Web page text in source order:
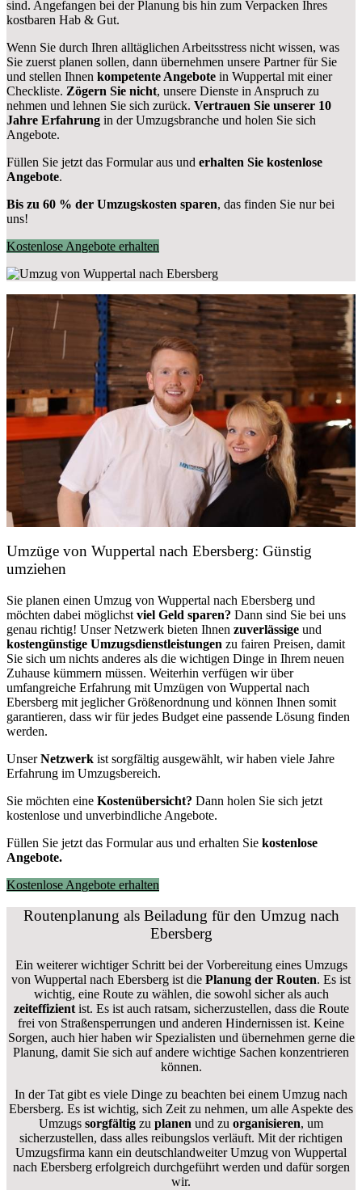
sind. Angefangen bei der Planung bis hin zum Verpacken Ihres
kostbaren Hab & Gut.
Wenn Sie durch Ihren alltäglichen Arbeitsstress nicht wissen, was
Sie zuerst planen sollen, dann übernehmen unsere Partner für Sie
und stellen Ihnen kompetente Angebote in Wuppertal mit einer
Checkliste. Zögern Sie nicht, unsere Dienste in Anspruch zu
nehmen und lehnen Sie sich zurück. Vertrauen Sie unserer 10
Jahre Erfahrung in der Umzugsbranche und holen Sie sich
Angebote.
Füllen Sie jetzt das Formular aus und erhalten Sie kostenlose
Angebote.
Bis zu 60 % der Umzugskosten sparen, das finden Sie nur bei
uns!
Kostenlose Angebote erhalten
Umzüge von Wuppertal nach Ebersberg: Günstig
umziehen
Sie planen einen Umzug von Wuppertal nach Ebersberg und
möchten dabei möglichst viel Geld sparen? Dann sind Sie bei uns
genau richtig! Unser Netzwerk bieten Ihnen zuverlässige und
kostengünstige Umzugsdienstleistungen zu fairen Preisen, damit
Sie sich um nichts anderes als die wichtigen Dinge in Ihrem neuen
Zuhause kümmern müssen. Weiterhin verfügen wir über
umfangreiche Erfahrung mit Umzügen von Wuppertal nach
Ebersberg mit jeglicher Größenordnung und können Ihnen somit
garantieren, dass wir für jedes Budget eine passende Lösung finden
werden.
UnserNetzwerk ist sorgfältig ausgewählt, wir haben viele Jahre
Erfahrung im Umzugsbereich.
Sie möchten eine Kostenübersicht? Dann holen Sie sich jetzt
kostenlose und unverbindliche Angebote.
Füllen Sie jetzt das Formular aus und erhalten Sie kostenlose
Angebote.
Kostenlose Angebote erhalten
Routenplanung als Beiladung für den Umzug nach
Ebersberg
Ein weiterer wichtiger Schritt bei der Vorbereitung eines Umzugs
von Wuppertal nach Ebersberg ist die Planung der Routen. Es ist
wichtig, eine Route zu wählen, die sowohl sicher als auch
zeiteffizientist. Es ist auch ratsam, sicherzustellen, dass die Route
frei von Straßensperrungen und anderen Hindernissen ist. Keine
Sorgen, auch hier haben wir Spezialisten und übernehmen gerne die
Planung, damit Sie sich auf andere wichtige Sachen konzentrieren
können.
In der Tat gibt es viele Dinge zu beachten bei einem Umzug nach
Ebersberg. Es ist wichtig, sich Zeit zu nehmen, um alle Aspekte des
Umzugs sorgfältig zu planen und zu organisieren, um
sicherzustellen, dass alles reibungslos verläuft. Mit der richtigen
Umzugsfirma kann ein deutschlandweiter Umzug von Wuppertal
nach Ebersberg erfolgreich durchgeführt werden und dafür sorgen
wir.